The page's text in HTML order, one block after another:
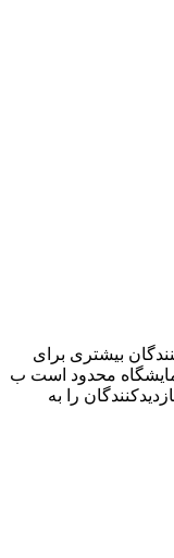
بیشتری برای
نمایشگاه محدود است ب
را به